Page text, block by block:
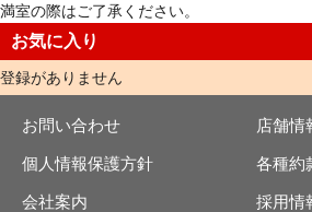
満室の際はご了承ください。
お気に入り
登録がありません
お問い合わせ 店舗情
個人情報保護方針 各種約
会社案内 採用情